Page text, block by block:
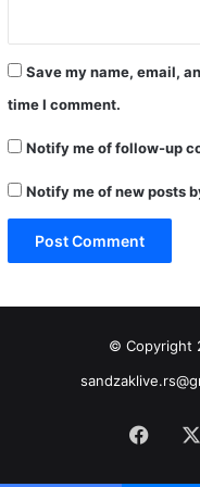
Save my name, email,
time I comment.
Notify me of follow-up
Notify me of new posts
© Copyright